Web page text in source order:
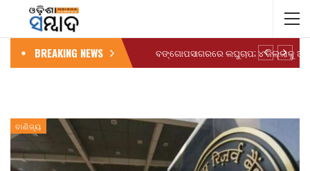
BREAKING NEWS
ବାଣିଜ୍ୟ